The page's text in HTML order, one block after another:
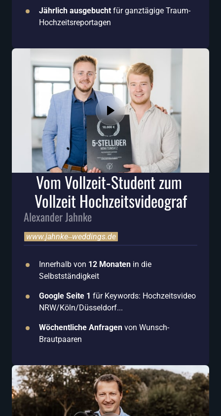
Jährlich ausgebucht für ganztägige Traum-
Hochzeitsreportagen
Vom Vollzeit-Student zum
Vollzeit Hochzeitsvideograf
Alexander Jahnke
www.jahnke‒weddings.de
Innerhalb von 12 Monaten in die
Selbstständigkeit
Google Seite 1 für Keywords: Hochzeitsvideo
NRW/Köln/Düsseldorf...
Wöchentliche Anfragen von Wunsch-
Brautpaaren